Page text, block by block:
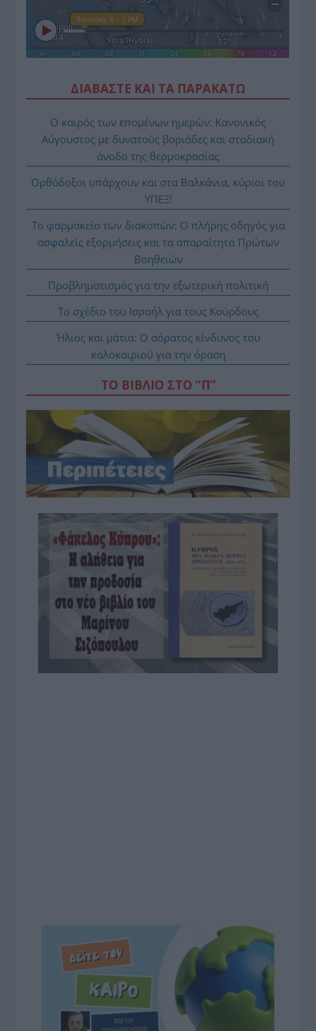
ΔΙΑΒΑΣΤΕ ΚΑΙ ΤΑ ΠΑΡΑΚΑΤΩ
Ο καιρός των επομένων ημερών: Κανονικός
Αύγουστος με δυνατούς βοριάδες και σταδιακή
άνοδο της θερμοκρασίας
Ορθόδοξοι υπάρχουν και στα Βαλκάνια, κύριοι του
ΥΠΕΞ!
Το φαρμακείο των διακοπών: Ο πλήρης οδηγός για
ασφαλείς εξορμήσεις και τα απαραίτητα Πρώτων
Βοηθειών
Προβληματισμός για την εξωτερική πολιτική
Το σχέδιο του Ισραήλ για τους Κούρδους
Ήλιος και μάτια: Ο αόρατος κίνδυνος του
καλοκαιριού για την όραση
ΤΟ ΒΙΒΛΙΟ ΣΤΟ “Π”